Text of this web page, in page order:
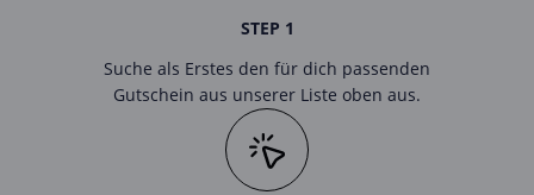
STEP 1
Suche als Erstes den für dich passenden
Gutschein aus unserer Liste oben aus.